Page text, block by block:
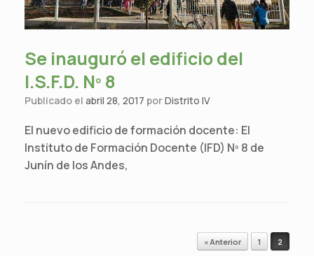
Se inauguró el edificio del
I.S.F.D. Nº 8
Publicado el abril 28, 2017 porDistrito IV
El nuevo edificio de formación docente: El
Instituto de Formación Docente (IFD) Nº 8 de
Junín de los Andes,
« Anterior 1 2